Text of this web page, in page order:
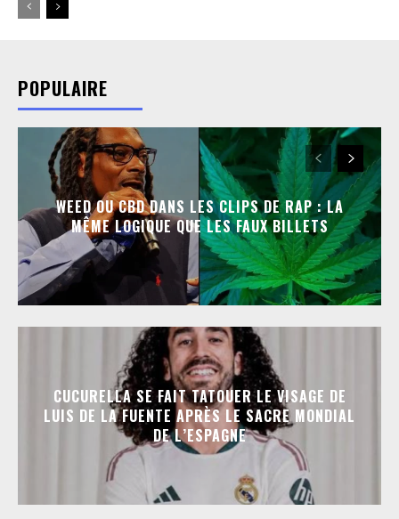
POPULAIRE
WEED OU CBD DANS LES CLIPS DE RAP : LA
MÊME LOGIQUE QUE LES FAUX BILLETS
CUCURELLA SE FAIT TATOUER LE VISAGE DE
LUIS DE LA FUENTE APRÈS LE SACRE MONDIAL
DE L’ESPAGNE